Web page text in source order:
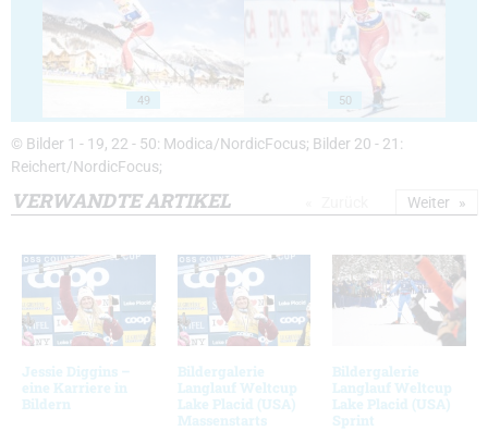
49 50
© Bilder 1 - 19, 22 - 50: Modica/NordicFocus; Bilder 20 - 21:
Reichert/NordicFocus;
VERWANDTE ARTIKEL
Jessie Diggins –
eine Karriere in
Bildern
Bildergalerie
Langlauf Weltcup
Lake Placid (USA)
Massenstarts
Bildergalerie
Langlauf Weltcup
Lake Placid (USA)
Sprint
Weiter